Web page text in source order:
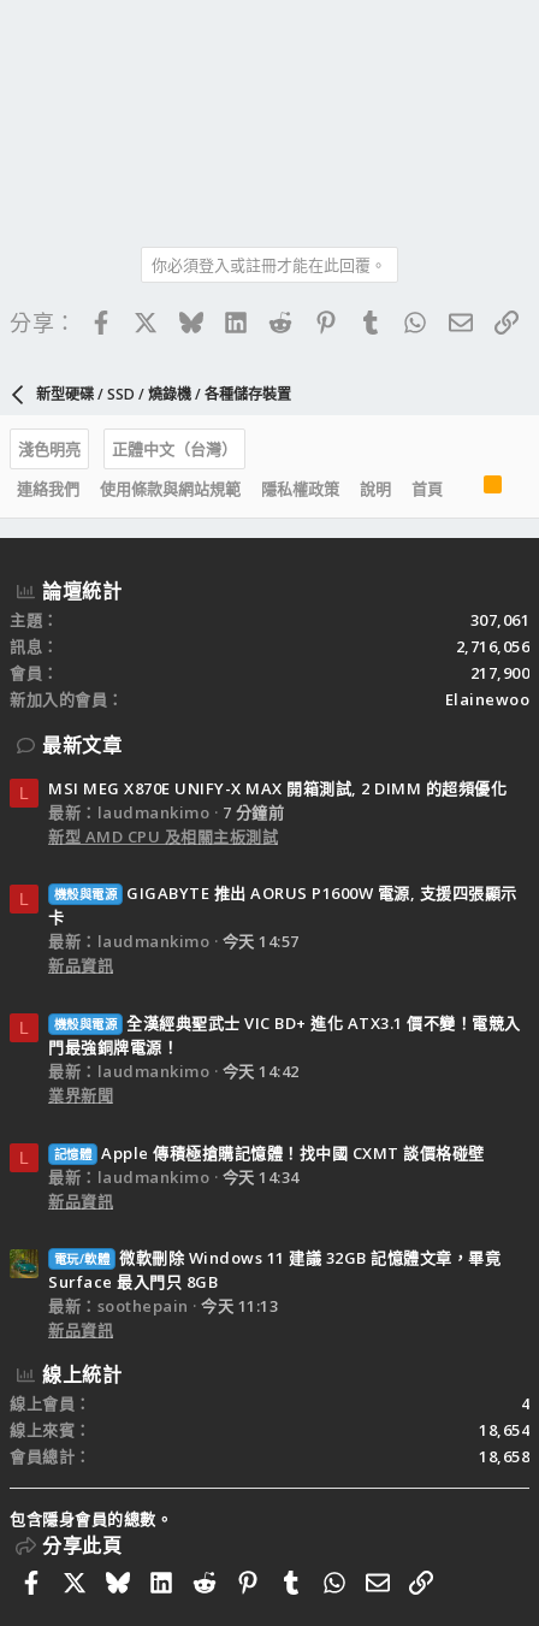
你必須登入或註冊才能在此回覆。
分享： FacebookBlueskyLinkedIn
Reddit PinterestTumblrWhatsApp
電子
新型硬碟 / SSD / 燒錄機 / 各種儲存裝置
淺色明亮
正體中文（台灣）
連絡我們
使用條款與網站規範 隱私權政策 說明 首頁
S
論壇統計
主題
307,061
訊息
2,716,056
會員
217,900
新加入的會員
Elainewoo
最新文章
L
MSI MEG X870E UNIFY-X MAX 開箱測試, 2 DIMM 的超頻優化
最新：laudmankimo
7 分鐘前
新型 AMD CPU 及相關主板測試
L 機殼與電源
GIGABYTE 推出 AORUS P1600W 電源, 支援四張顯示
卡
最新：laudmankimo
今天 14:57
新品資訊
L 機殼與電源 全漢經典聖武士 VIC BD+ 進化 ATX3.1 價不變！電競入
門最強銅牌電源！
最新：laudmankimo
今天 14:42
業界新聞
L 記憶體 Apple 傳積極搶購記憶體！找中國 CXMT 談價格碰壁
最新：laudmankimo
今天 14:34
新品資訊
電玩/軟體 微軟刪除 Windows 11 建議 32GB 記憶體文章，畢竟
Surface 最入門只 8GB
最新：soothepain
今天 11:13
新品資訊
線上統計
線上會員
4
線上來賓
18,654
會員總計
18,658
包含隱身會員的總數。
分享此頁
FacebookBlueskyLinkedIn
RedditPinterestTumblrWhatsApp
電子郵件
連結